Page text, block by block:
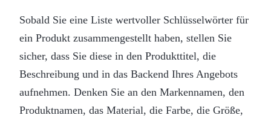
Sobald Sie eine Liste wertvoller Schlüsselwörter für
ein Produkt zusammengestellt haben, stellen Sie
sicher, dass Sie diese in den Produkttitel, die
Beschreibung und in das Backend Ihres Angebots
aufnehmen. Denken Sie an den Markennamen, den
Produktnamen, das Material, die Farbe, die Größe,